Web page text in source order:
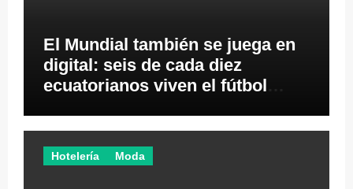
El Mundial también se juega en
digital: seis de cada diez
ecuatorianos viven el fútbol
Hotelería Moda